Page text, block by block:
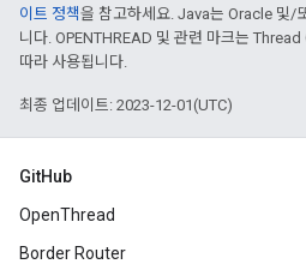
이트 정책을 참고하세요. Java는 Oracle 및/
니다. OPENTHREAD 및 관련 마크는
따라 사용됩니다.
최종 업데이트: 2023-12-01(UTC)
GitHub
OpenThread
Border Router